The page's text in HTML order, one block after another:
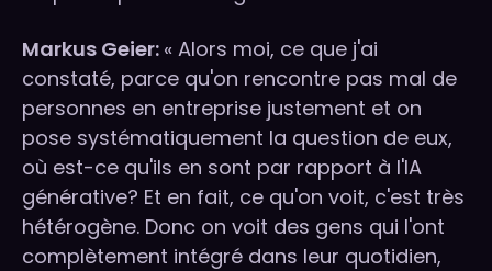
Markus Geier: « Alors moi, ce que j'ai
constaté, parce qu'on rencontre pas mal de
personnes en entreprise justement et on
pose systématiquement la question de eux,
où est-ce qu'ils en sont par rapport à l'IA
générative? Et en fait, ce qu'on voit, c'est très
hétérogène. Donc on voit des gens qui l'ont
complètement intégré dans leur quotidien,